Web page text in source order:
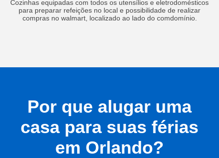
Cozinhas equipadas com todos os utensílios e eletrodomésticos
para preparar refeições no local e possibilidade de realizar
compras no walmart, localizado ao lado do comdomínio.
Por que alugar uma
casa para suas férias
em Orlando?